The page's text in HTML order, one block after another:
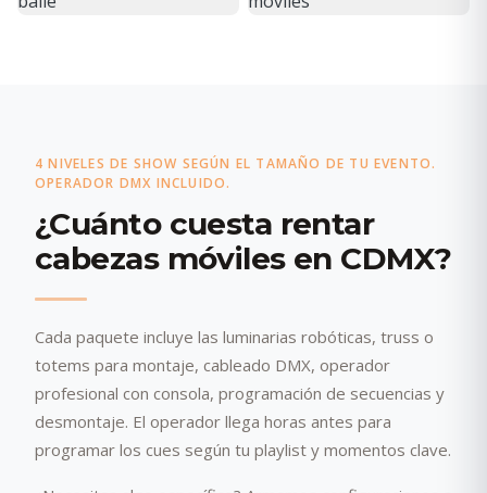
4 NIVELES DE SHOW SEGÚN EL TAMAÑO DE TU EVENTO.
OPERADOR DMX INCLUIDO.
¿Cuánto cuesta rentar
cabezas móviles en CDMX?
Cada paquete incluye las luminarias robóticas, truss o
totems para montaje, cableado DMX, operador
profesional con consola, programación de secuencias y
desmontaje. El operador llega horas antes para
programar los cues según tu playlist y momentos clave.